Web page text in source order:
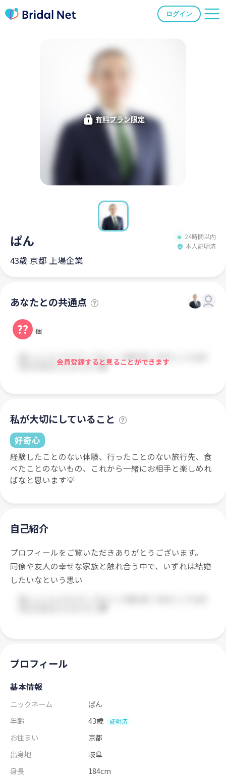
ログイン
有料プラン限定
ぱん
24時間以内
本人証明済
43歳 京都 上場企業
あなたとの共通点
?? 個
会員登録すると見ることができます
私が大切にしていること
好奇心
経験したことのない体験、行ったことのない旅行先、食
べたことのないもの、これから一緒にお相手と楽しめれ
ばなと思います💡
自己紹介
プロフィールをご覧いただきありがとうございます。
同僚や友人の幸せな家族と触れ合う中で、いずれは結婚
したいなという思い
プロフィール
基本情報
ニックネーム
ぱん
年齢
43歳 証明済
お住まい
京都
出身地
岐阜
身長
184cm